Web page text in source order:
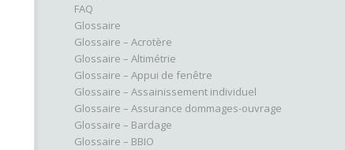
FAQ
Glossaire
Glossaire – Acrotère
Glossaire – Altimétrie
Glossaire – Appui de fenêtre
Glossaire – Assainissement individuel
Glossaire – Assurance dommages-ouvrage
Glossaire – Bardage
Glossaire – BBIO